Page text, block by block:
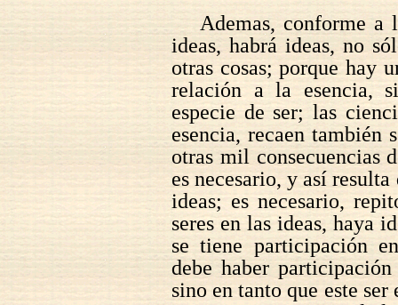
Ademas, conforme a
ideas, habrá ideas, no
otras cosas; porque hay
relación a la esencia,
especie de ser; las
esencia, recaen también
otras mil consecuencias
es necesario, y así
ideas; es necesario,
seres en las ideas, haya
se tiene participación
debe haber
sino en tanto que este